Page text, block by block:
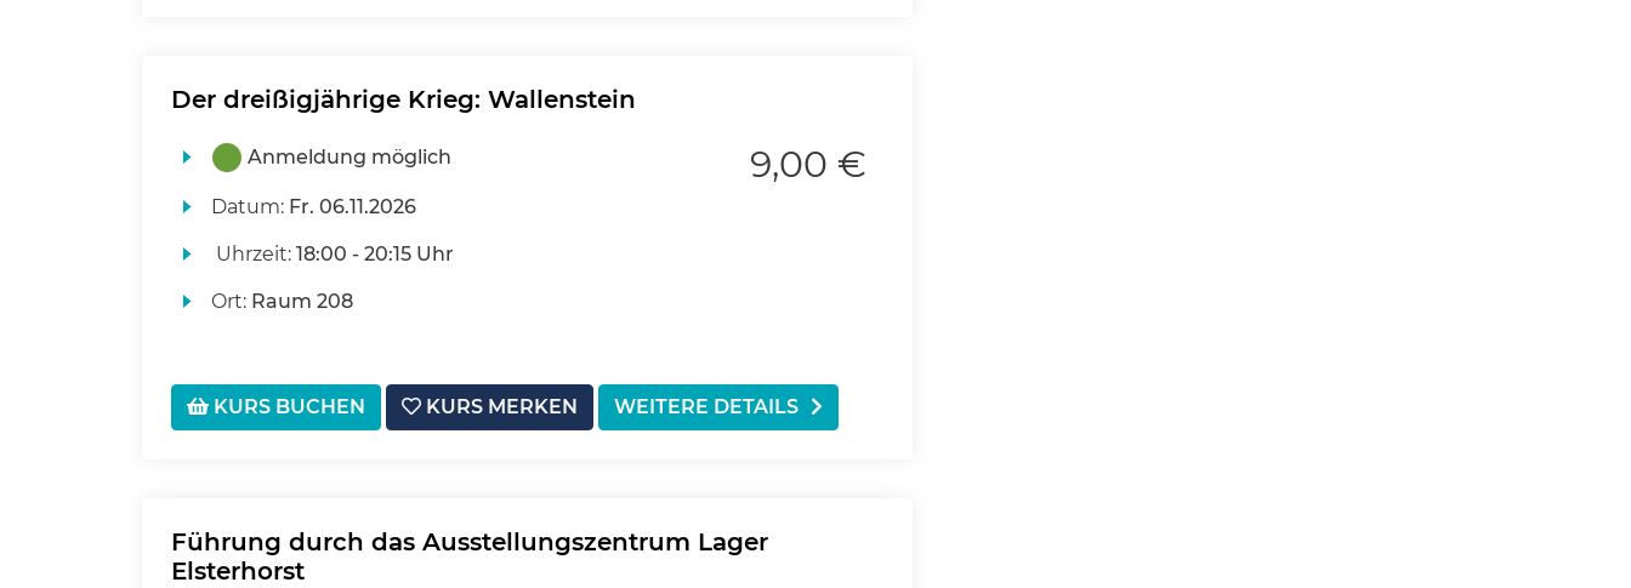
Der dreißigjährige Krieg: Wallenstein
Anmeldung möglich
Datum: Fr. 06.11.2026
Uhrzeit: 18:00 - 20:15 Uhr
Ort: Raum 208
9,00 €
KURS BUCHEN KURS MERKEN WEITERE DETAILS
Führung durch das Ausstellungszentrum Lager
Elsterhorst